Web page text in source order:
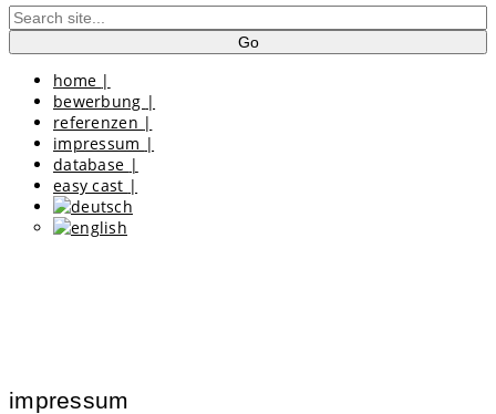
home |
bewerbung |
referenzen |
impressum |
database |
easy cast |
impressum